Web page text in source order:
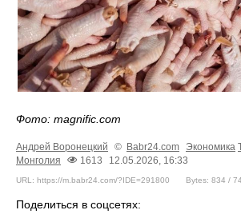
Фото: magnific.com
Андрей Воронецкий © Babr24.com Экономика
Монголия
1613 12.05.2026, 16:33
URL: https://m.babr24.com/?IDE=291800 Bytes: 834 /
Поделиться в соцсетях: